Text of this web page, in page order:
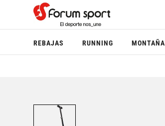
REBAJAS RUNNING MONTAÑA